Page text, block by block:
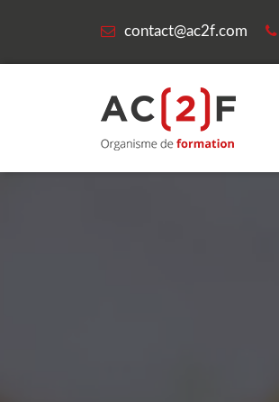
contact@ac2f.com